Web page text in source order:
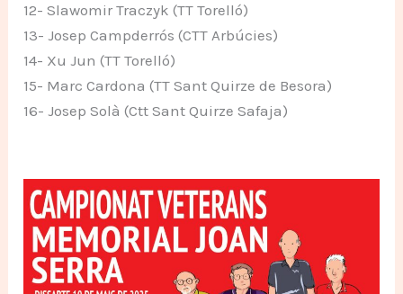
12- Slawomir Traczyk (TT Torelló)
13- Josep Campderrós (CTT Arbúcies)
14- Xu Jun (TT Torelló)
15- Marc Cardona (TT Sant Quirze de Besora)
16- Josep Solà (Ctt Sant Quirze Safaja)